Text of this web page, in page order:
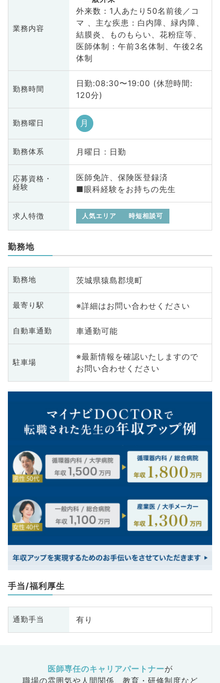
業務内容
外来数：1人あたり50名前後／コ
マ 、主な疾患：白内障、緑内障、
結膜炎、ものもらい、花粉症等、
医師体制：午前3名体制、午後2名
体制
勤務時間
日勤:08:30〜19:00 (休憩時間:
120分)
勤務曜日 月
勤務体系 月曜日 : 日勤
応募資格・
経験
医師免許、保険医登録済
■眼科経験をお持ちの先生
求人特徴 人気エリア 時短相談可
勤務地
勤務地 茨城県猿島郡境町
最寄り駅 ※詳細はお問い合わせください
自動車通勤 車通勤可能
駐車場
※最新情報を確認いたしますので
お問い合わせください
手当/福利厚生
通勤手当 有り
医師専任のキャリアパートナーが
職場の雰囲気や人間関係、 教育・研修制度など